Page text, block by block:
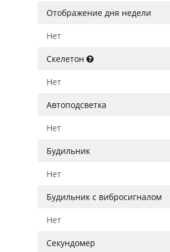
Отображение дня недели
Нет
Скелетон
Нет
Автоподсветка
Нет
Будильник
Нет
Будильник с вибросигналом
Нет
Секундомер